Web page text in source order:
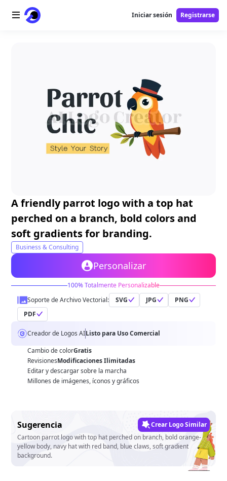
Herramientas AI
Herramientas gratuitas
Iniciar sesión Registrarse
A friendly parrot logo with a top hat
perched on a branch, bold colors and
soft gradients for branding.
Business & Consulting
Personalizar
100% Totalmente Personalizable
Soporte de Archivo Vectorial:
SVG JPG
PNG
PDF
Creador de Logos AIListo para Uso Comercial
Cambio de colorGratis
RevisionesModificaciones Ilimitadas
Editar y descargar sobre la marcha
Millones de imágenes, íconos y gráficos
Sugerencia
Crear Logo Similar
Cartoon parrot logo with top hat perched on branch, bold orange-
yellow body, navy hat with red band, blue claws, soft gradient
background.